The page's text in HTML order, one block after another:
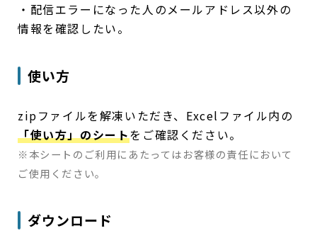
・配信エラーになった人のメールアドレス以外の
情報を確認したい。
使い方
zipファイルを解凍いただき、Excelファイル内の
「使い方」のシートをご確認ください。
※本シートのご利用にあたってはお客様の責任において
ご使用ください。
ダウンロード